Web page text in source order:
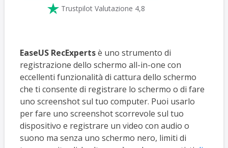
 Trustpilot Valutazione 4,8
EaseUS RecExpertsè uno strumento di
registrazione dello schermo all-in-one con
eccellenti funzionalità di cattura dello schermo
che ti consente di registrare lo schermo o di fare
uno screenshot sul tuo computer. Puoi usarlo
per fare uno screenshot scorrevole sul tuo
dispositivo e registrare un video con audio o
suono ma senza uno schermo nero, limiti di